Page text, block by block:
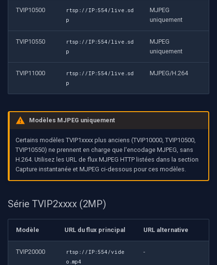
TVIP10500
rtsp://IP:554/live.sd
p
MJPEG
uniquement
TVIP10550
rtsp://IP:554/live.sd
p
MJPEG
uniquement
TVIP11000
rtsp://IP:554/live.sd
p
MJPEG/H.264
Modèles MJPEG uniquement
Certains modèles TVIP1xxxx plus anciens (TVIP10000, TVIP10500,
TVIP10550) ne prennent en charge que l'encodage MJPEG, sans
H.264. Utilisez les URL de flux MJPEG HTTP listées dans la section
Capture instantanée et MJPEG ci-dessous pour ces modèles.
Série TVIP2xxxx (2MP)
Modèle URL du flux principal URL alternative
TVIP20000
rtsp://IP:554/vide
o.mp4
-